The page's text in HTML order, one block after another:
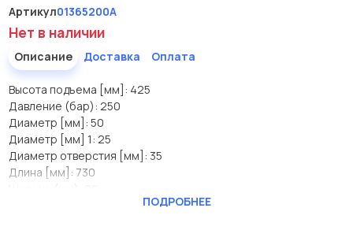
Артикул01365200A
Нет в наличии
Описание Доставка Оплата
Высота подъема [мм]: 425
Давление (бар): 250
Диаметр [мм]: 50
Диаметр [мм] 1: 25
Диаметр отверстия [мм]: 35
Длина [мм]: 730
PETERS ENNEPETAL
ПОДРОБНЕЕ